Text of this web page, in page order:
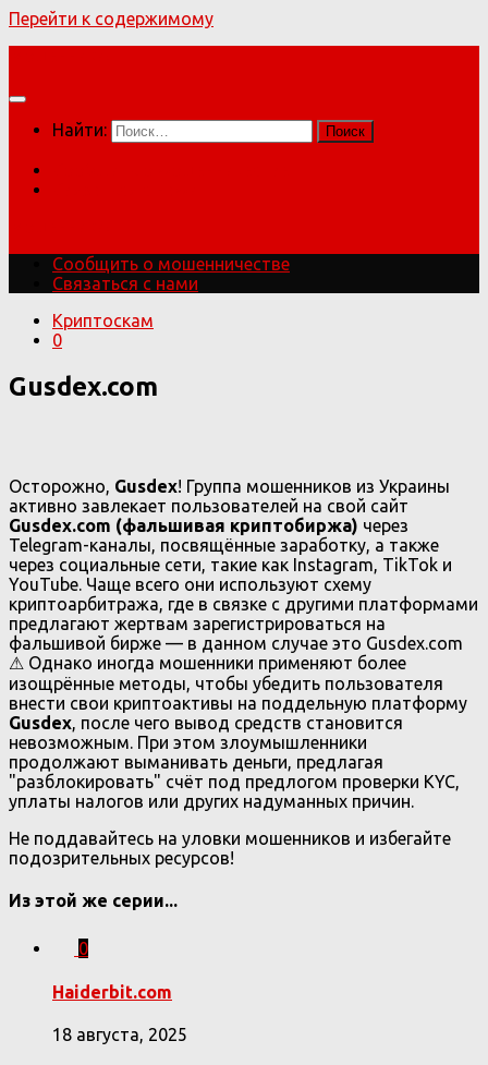
Перейти к содержимому
Найти:
Сообщить о мошенничестве
Связаться с нами
Криптоскам
0
Gusdex.com
Осторожно, Gusdex! Группа мошенников из Украины
активно завлекает пользователей на свой сайт
Gusdex.com (фальшивая криптобиржа) через
Telegram-каналы, посвящённые заработку, а также
через социальные сети, такие как Instagram, TikTok и
YouTube. Чаще всего они используют схему
криптоарбитража, где в связке с другими платформами
предлагают жертвам зарегистрироваться на
фальшивой бирже — в данном случае это Gusdex.com
⚠ Однако иногда мошенники применяют более
изощрённые методы, чтобы убедить пользователя
внести свои криптоактивы на поддельную платформу
Gusdex, после чего вывод средств становится
невозможным. При этом злоумышленники
продолжают выманивать деньги, предлагая
"разблокировать" счёт под предлогом проверки KYC,
уплаты налогов или других надуманных причин.
Не поддавайтесь на уловки мошенников и избегайте
подозрительных ресурсов!
Из этой же серии...
0
Haiderbit.com
18 августа, 2025